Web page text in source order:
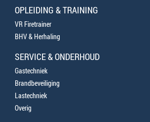
OPLEIDING & TRAINING
VR Firetrainer
BHV & Herhaling
SERVICE & ONDERHOUD
Gastechniek
Brandbeveiliging
Lastechniek
Overig